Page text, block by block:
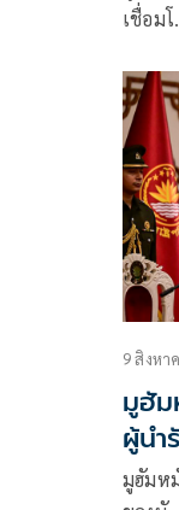
เชื่อม
9 สิงหา
มูฮัม
ผู้นำ
มูฮัมห